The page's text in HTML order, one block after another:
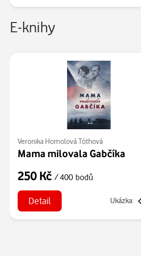
E-knihy
Veronika Homolová Tóthová
Mama milovala Gabčíka
250 Kč / 400 bodů
Detail Ukázka: